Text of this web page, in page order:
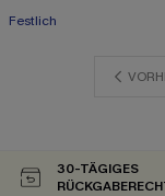
Festlich
30-TÄGIGES